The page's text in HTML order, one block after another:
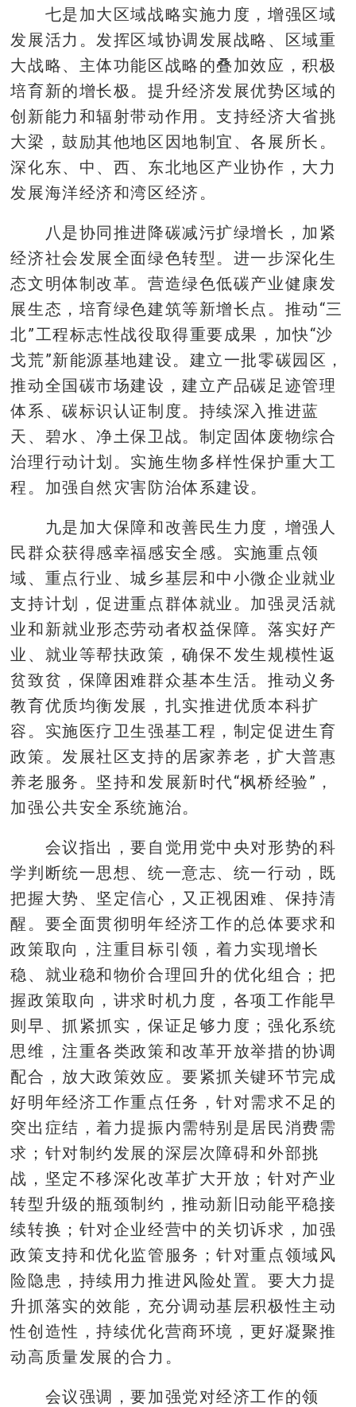
七是加大区域战略实施力度，增强区域
发展活力。发挥区域协调发展战略、区域重
大战略、主体功能区战略的叠加效应，积极
培育新的增长极。提升经济发展优势区域的
创新能力和辐射带动作用。支持经济大省挑
大梁，鼓励其他地区因地制宜、各展所长。
深化东、中、西、东北地区产业协作，大力
发展海洋经济和湾区经济。
八是协同推进降碳减污扩绿增长，加紧
经济社会发展全面绿色转型。进一步深化生
态文明体制改革。营造绿色低碳产业健康发
展生态，培育绿色建筑等新增长点。推动“三
北”工程标志性战役取得重要成果，加快“沙
戈荒”新能源基地建设。建立一批零碳园区，
推动全国碳市场建设，建立产品碳足迹管理
体系、碳标识认证制度。持续深入推进蓝
天、碧水、净土保卫战。制定固体废物综合
治理行动计划。实施生物多样性保护重大工
程。加强自然灾害防治体系建设。
九是加大保障和改善民生力度，增强人
民群众获得感幸福感安全感。实施重点领
域、重点行业、城乡基层和中小微企业就业
支持计划，促进重点群体就业。加强灵活就
业和新就业形态劳动者权益保障。落实好产
业、就业等帮扶政策，确保不发生规模性返
贫致贫，保障困难群众基本生活。推动义务
教育优质均衡发展，扎实推进优质本科扩
容。实施医疗卫生强基工程，制定促进生育
政策。发展社区支持的居家养老，扩大普惠
养老服务。坚持和发展新时代“枫桥经验”，
加强公共安全系统施治。
会议指出，要自觉用党中央对形势的科
学判断统一思想、统一意志、统一行动，既
把握大势、坚定信心，又正视困难、保持清
醒。要全面贯彻明年经济工作的总体要求和
政策取向，注重目标引领，着力实现增长
稳、就业稳和物价合理回升的优化组合；把
握政策取向，讲求时机力度，各项工作能早
则早、抓紧抓实，保证足够力度；强化系统
思维，注重各类政策和改革开放举措的协调
配合，放大政策效应。要紧抓关键环节完成
好明年经济工作重点任务，针对需求不足的
突出症结，着力提振内需特别是居民消费需
求；针对制约发展的深层次障碍和外部挑
战，坚定不移深化改革扩大开放；针对产业
转型升级的瓶颈制约，推动新旧动能平稳接
续转换；针对企业经营中的关切诉求，加强
政策支持和优化监管服务；针对重点领域风
险隐患，持续用力推进风险处置。要大力提
升抓落实的效能，充分调动基层积极性主动
性创造性，持续优化营商环境，更好凝聚推
动高质量发展的合力。
会议强调，要加强党对经济工作的领